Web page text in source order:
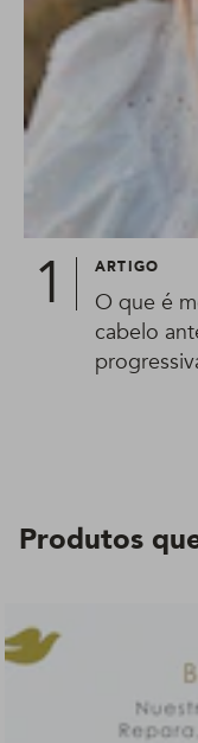
ARTIGO
O que é
cabelo
Produtos